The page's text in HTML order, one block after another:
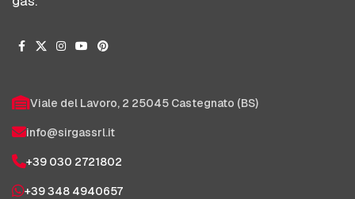
Viale del Lavoro, 2 25045 Castegnato (BS)
info@sirgassrl.it
+39 030 2721802
+39 348 4940657